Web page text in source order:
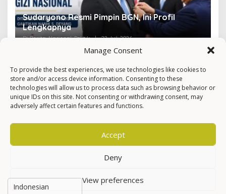
Manage Consent
To provide the best experiences, we use technologies like cookies to
store and/or access device information. Consenting to these
technologies will allow us to process data such as browsing behavior or
unique IDs on this site. Not consenting or withdrawing consent, may
adversely affect certain features and functions.
Accept
Deny
View preferences
Sudaryono Resmi Pimpin BGN, Ini Profil
Lengkapnya
Di Berita, Nasional, Politik | 22 Juli 2026 Di
Hak Cipta © Newkarma
Privacy Policy & Terms of Service
Indeks Berita